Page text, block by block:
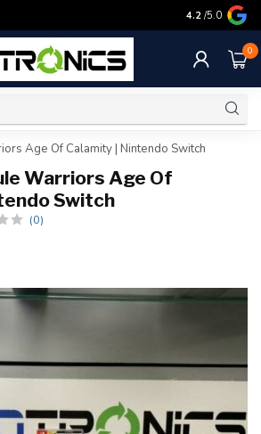
Samsung
4.2 /5.0
0
Age Of Calamity | Nintendo Switch
Warriors Age Of
Switch
(0)